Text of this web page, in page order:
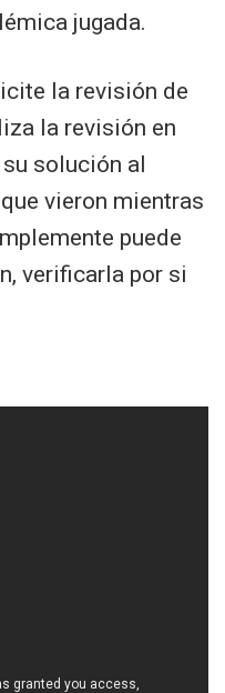
jugada.
la revisión de
la revisión en
solución al
vieron mientras
puede
verificarla por si